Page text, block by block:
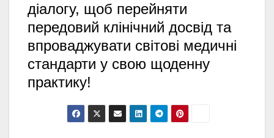
діалогу, щоб перейняти
передовий клінічний досвід та
впроваджувати світові медичні
стандарти у свою щоденну
практику!